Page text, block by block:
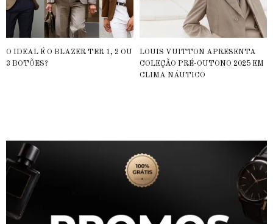
O IDEAL É O BLAZER TER 1, 2 OU
3 BOTÕES?
LOUIS VUITTON APRESENTA
COLEÇÃO PRÉ-OUTONO 2025 EM
CLIMA NÁUTICO